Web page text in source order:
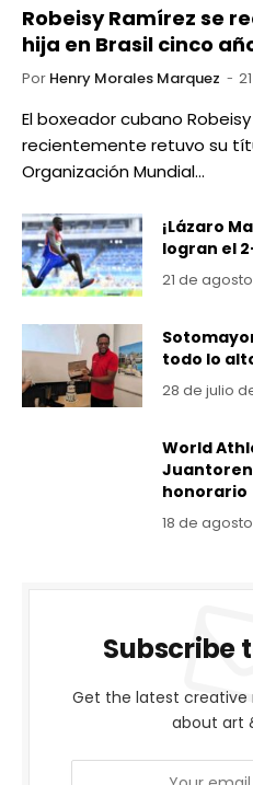
Robeisy Ramírez se
hija en Brasil cinco
Por Henry Morales Marquez
El boxeador cubano
recientemente retuvo su
Organización Mundial…
¡Lázaro
logran el
21 de
todo lo
28 de julio
World
honorario
18 de
Subscribe
Get the latest creative
about art